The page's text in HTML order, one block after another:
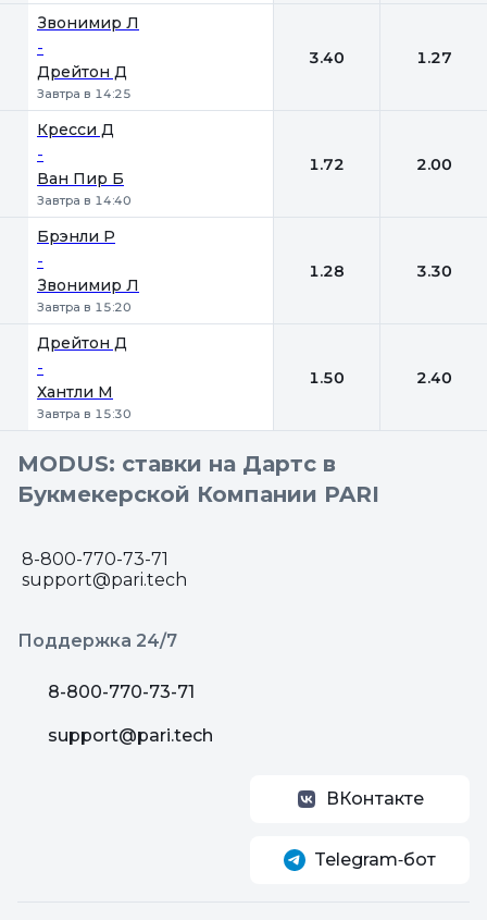
Звонимир Л
-
Дрейтон Д
Завтра в 14:25
3.40 1.27
Кресси Д
-
Ван Пир Б
Завтра в 14:40
1.72 2.00
Брэнли Р
-
Звонимир Л
Завтра в 15:20
1.28 3.30
Дрейтон Д
-
Хантли М
Завтра в 15:30
1.50 2.40
MODUS: ставки на Дартс в
Букмекерской Компании PARI
8-800-770-73-71
support@pari.tech
Поддержка 24/7
8-800-770-73-71
support@pari.tech
ВКонтакте
Telegram‑бот